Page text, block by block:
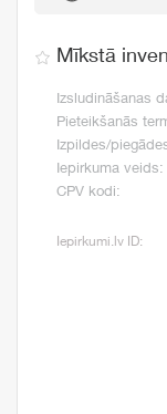
Mīkstā
Izsludināšanas
Pieteikšanās
Izpildes/
Iepirkuma veids:
CPV kodi:
Iepirkumi.lv ID: